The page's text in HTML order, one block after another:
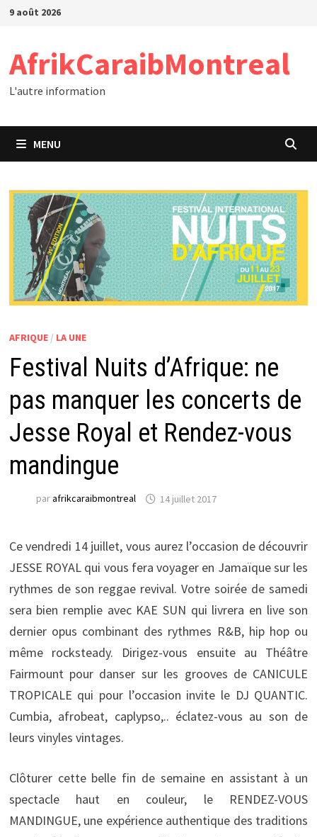
Passer
9 août 2026
AfrikCaraibMontreal
L'autre information
MENU
AFRIQUE/ LA UNE
Festival Nuits d’Afrique: ne
pas manquer les concerts de
Jesse Royal et Rendez-vous
mandingue
parafrikcaraibmontreal 14 juillet 2017
Ce vendredi 14 juillet, vous aurez l’occasion de découvrir
JESSE ROYAL qui vous fera voyager en Jamaïque sur les
rythmes de son reggae revival. Votre soirée de samedi
sera bien remplie avec KAE SUN qui livrera en live son
dernier opus combinant des rythmes R&B, hip hop ou
même rocksteady. Dirigez-vous ensuite au Théâtre
Fairmount pour danser sur les grooves de CANICULE
TROPICALE qui pour l’occasion invite le DJ QUANTIC.
Cumbia, afrobeat, caplypso,.. éclatez-vous au son de
leurs vinyles vintages.
Clôturer cette belle fin de semaine en assistant à un
spectacle haut en couleur, le RENDEZ-VOUS
MANDINGUE, une expérience authentique des traditions